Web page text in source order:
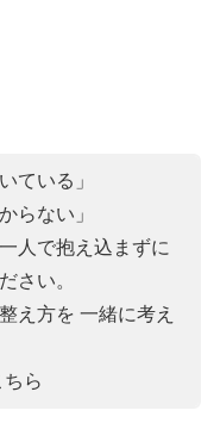
ている」
らない」
人で抱え込まずに
さい。
え方を 一緒に考え
ら